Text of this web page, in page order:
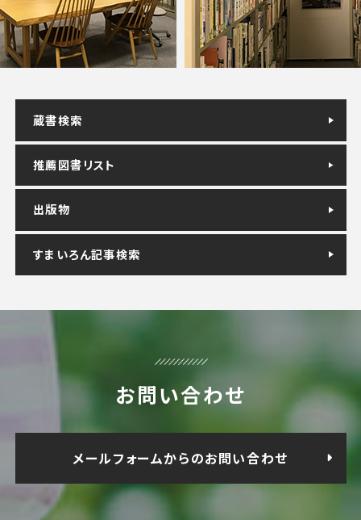
蔵書検索
推薦図書リスト
出版物
すまいろん記事検索
お問い合わせ
メールフォームからのお問い合わせ